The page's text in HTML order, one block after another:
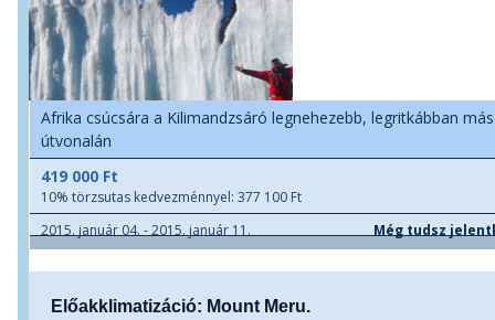
Afrika csúcsára a Kilimandzsáró legnehezebb, legritkábban
útvonalán
419 000 Ft
10% törzsutas kedvezménnyel: 377 100 Ft
Még tudsz
2015. január 04. - 2015. január 11.
Előakklimatizáció: Mount Meru.